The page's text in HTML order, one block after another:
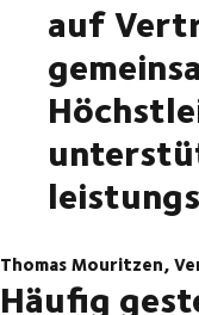
auf
Thomas Mouritzen,
Häufig